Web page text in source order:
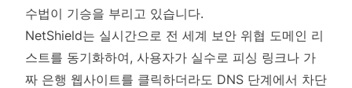
수법이 기승을 부리고 있습니다.
NetShield는 실시간으로 전 세계 보안 위협 도메인 리
스트를 동기화하여, 사용자가 실수로 피싱 링크나 가
짜 은행 웹사이트를 클릭하더라도 DNS 단계에서 차단